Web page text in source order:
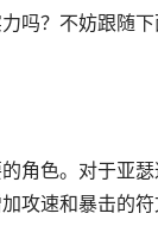
吗？不妨跟随
角色。对于亚
攻速和暴击的